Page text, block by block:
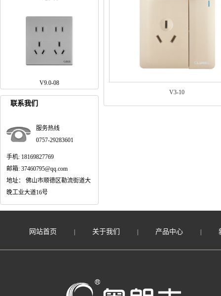
V9.0-08
联系我们
服务热线
0757-29283601
手机: 18169827769
邮箱: 37460795@qq.com
地址： 佛山市顺德区勒流街道大
晚工业大道16号
V3-10
网站首页 关于我们 产品中心